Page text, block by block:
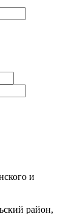
и
район,